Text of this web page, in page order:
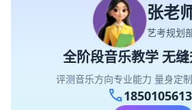
张老
艺考规划
全阶段音乐教学 无
评测音乐方向专业能力 量身定
call